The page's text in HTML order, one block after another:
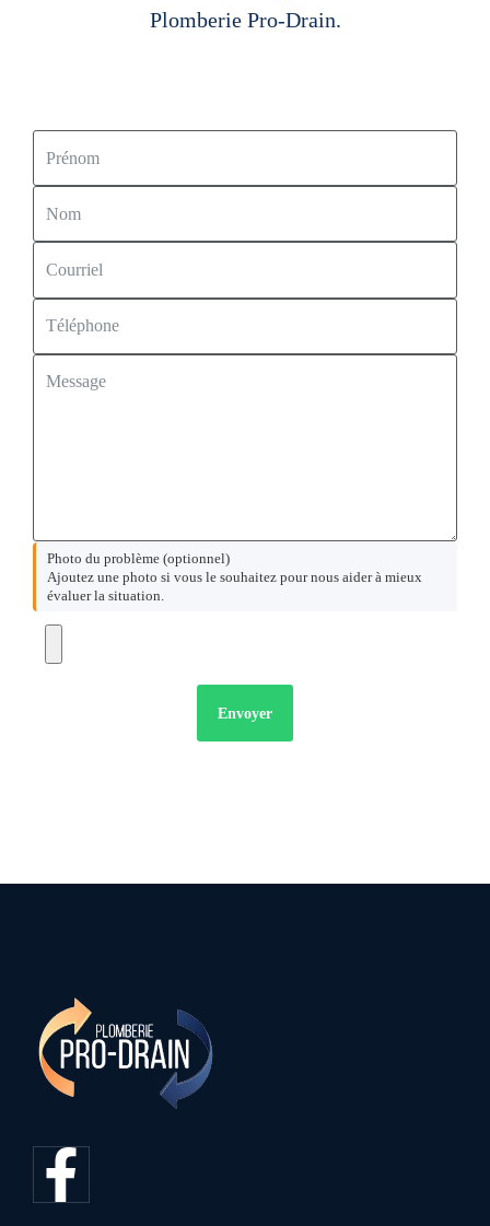
Plomberie Pro-Drain.
Photo du problème (optionnel)
Ajoutez une photo si vous le souhaitez pour nous aider à mieux
évaluer la situation.
Envoyer